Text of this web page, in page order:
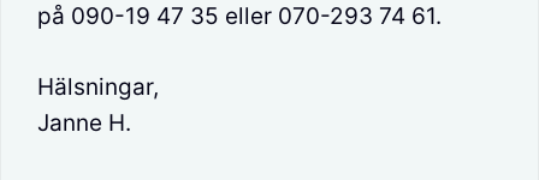
på 090-19 47 35 eller 070-293 74 61.
Hälsningar,
Janne H.